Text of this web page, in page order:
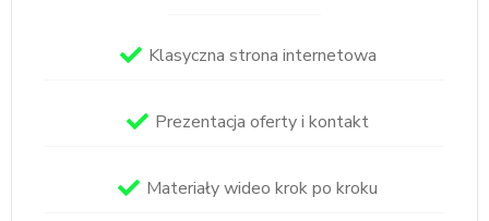
Klasyczna strona internetowa
Prezentacja oferty i kontakt
Materiały wideo krok po kroku